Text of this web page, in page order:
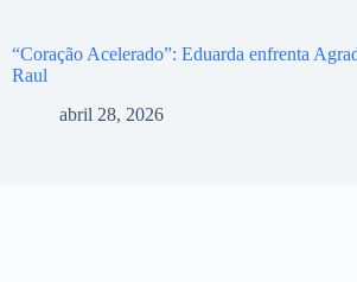
“Coração Acelerado”: Eduarda enfrenta
Raul
abril 28, 2026